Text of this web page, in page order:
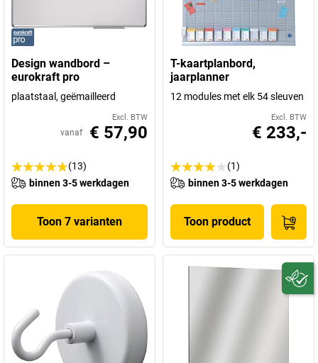
Design wandbord –
eurokraft pro
plaatstaal, geëmailleerd
Excl. BTW
vanaf € 57,90
(13)
binnen 3-5 werkdagen
Toon 7 varianten
T-kaartplanbord,
jaarplanner
12 modules met elk 54 sleuven
Excl. BTW
€ 233,-
(1)
binnen 3-5 werkdagen
Toon product